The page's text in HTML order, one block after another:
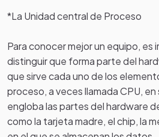
*La Unidad central de Proceso
Para conocer mejor un equipo,
distinguir que forma parte del
que sirve cada uno de los
proceso, a veces llamada CPU, en
engloba las partes del hardware
como la tarjeta madre, el chip, la